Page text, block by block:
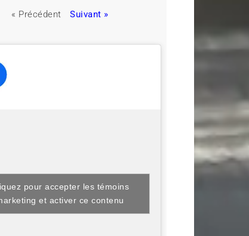
« Précédent Suivant »
pour accepter les témoins
et activer ce contenu